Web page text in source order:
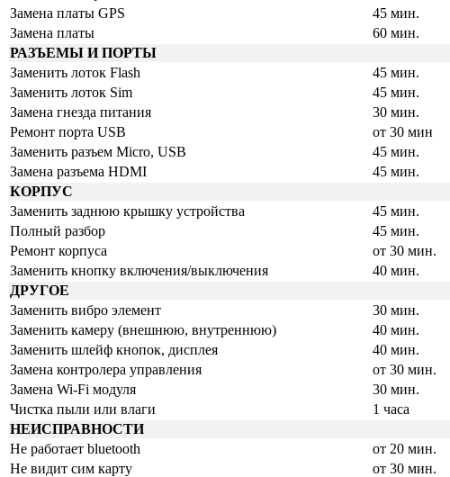
Замена платы GPS
45 мин.
Замена платы
60 мин.
РАЗЪЕМЫ И ПОРТЫ
Заменить лоток Flash
45 мин.
Заменить лоток Sim
45 мин.
Замена гнезда питания
30 мин.
Ремонт порта USB
от 30 мин
Заменить разъем Micro, USB
45 мин.
Замена разъема HDMI
45 мин.
КОРПУС
Заменить заднюю крышку устройства
45 мин.
Полный разбор
45 мин.
Ремонт корпуса
от 30 мин.
Заменить кнопку включения/выключения
40 мин.
ДРУГОЕ
Заменить вибро элемент
30 мин.
Заменить камеру (внешнюю, внутреннюю)
40 мин.
Заменить шлейф кнопок, дисплея
40 мин.
Замена контролера управления
от 30 мин.
Замена Wi-Fi модуля
30 мин.
Чистка пыли или влаги
1 часа
НЕИСПРАВНОСТИ
Не работает bluetooth
от 20 мин.
Не видит сим карту
от 30 мин.